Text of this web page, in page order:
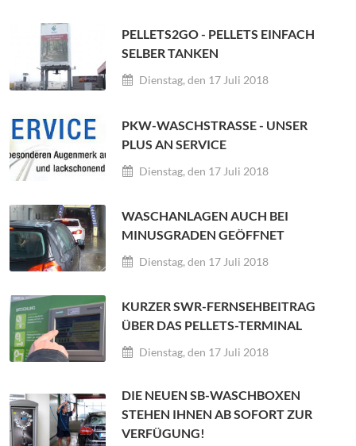
PELLETS2GO - PELLETS EINFACH
SELBER TANKEN
Dienstag, den 17 Juli 2018
PKW-WASCHSTRASSE - UNSER P
LUS AN SERVICE
Dienstag, den 17 Juli 2018
WASCHANLAGEN AUCH BEI
MINUSGRADEN GEÖFFNET
Dienstag, den 17 Juli 2018
KURZER SWR-FERNSEHBEITRAG
ÜBER DAS PELLETS-TERMINAL
Dienstag, den 17 Juli 2018
DIE NEUEN SB-WASCHBOXEN
STEHEN IHNEN AB SOFORT ZUR
VERFÜGUNG!